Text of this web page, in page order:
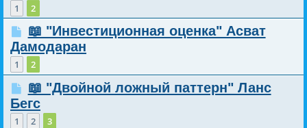
1 2
📖 "Инвестиционная оценка" Асват
Дамодаран
1 2
📖 "Двойной ложный паттерн" Ланс
Бегс
1 2 3